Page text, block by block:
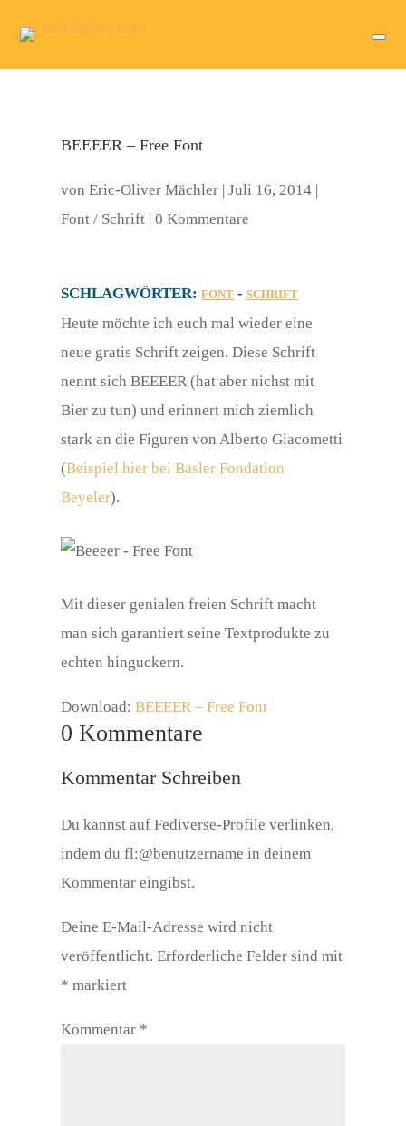
BEEEER – Free Font
vonEric-Oliver Mächler |Juli 16, 2014 |
Font / Schrift |0 Kommentare
SCHLAGWÖRTER:FONT -SCHRIFT
Heute möchte ich euch mal wieder eine
neue gratis Schrift zeigen. Diese Schrift
nennt sich BEEEER (hat aber nichst mit
Bier zu tun) und erinnert mich ziemlich
stark an die Figuren von Alberto Giacometti
(Beispiel hier bei Basler Fondation
Beyeler).
Mit dieser genialen freien Schrift macht
man sich garantiert seine Textprodukte zu
echten hinguckern.
Download:BEEEER – Free Font
0 Kommentare
Kommentar Schreiben
Du kannst auf Fediverse-Profile verlinken,
indem du fl:@benutzername in deinem
Kommentar eingibst.
Deine E-Mail-Adresse wird nicht
veröffentlicht. Erforderliche Felder sind mit
* markiert
Kommentar *